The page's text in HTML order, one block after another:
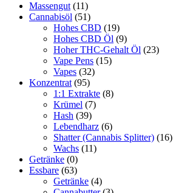
werden
Massengut (11)
Cannabisöl (51)
Hohes CBD (19)
Hohes CBD Öl (9)
Hoher THC-Gehalt Öl (23)
Vape Pens (15)
Vapes (32)
Konzentrat (95)
1:1 Extrakte (8)
Krümel (7)
Hash (39)
Lebendharz (6)
Shatter (Cannabis Splitter) (16)
Wachs (11)
Getränke (0)
Essbare (63)
Getränke (4)